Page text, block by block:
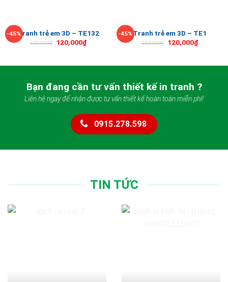
-45%Tranh trẻ em 3D – TE132
220,000₫ 120,000₫
-45% Tranh trẻ em 3D – TE1
220,000₫ 120,000₫
Bạn đang cần tư vấn thiết kế in tranh ?
Liên hệ ngay để nhận được tư vấn thiết kế hoàn toàn miễn phí!
0915.278.598
TIN TỨC